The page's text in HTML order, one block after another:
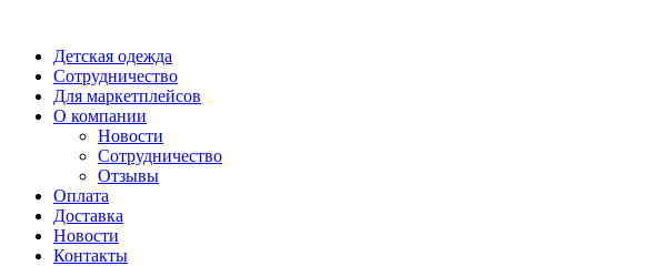
Детская одежда
Сотрудничество
Для маркетплейсов
О компании
Новости
Сотрудничество
Отзывы
Оплата
Доставка
Новости
Контакты